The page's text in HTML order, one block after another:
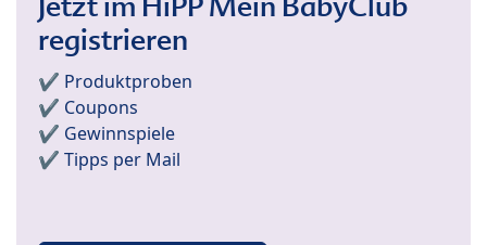
registrieren
✔️ Produktproben
✔️ Coupons
✔️ Gewinnspiele
✔️ Tipps per Mail